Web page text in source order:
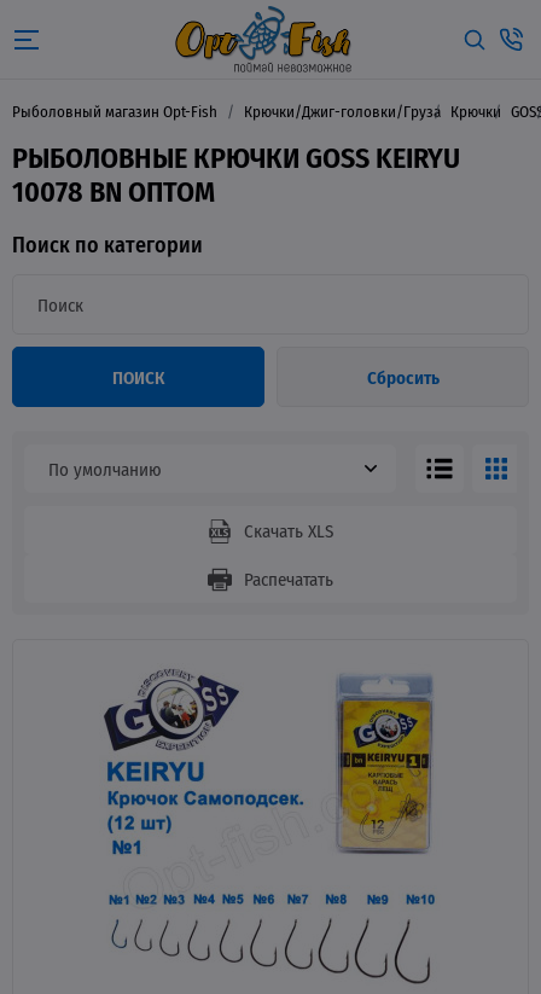
Рыболовный магазин Opt-Fish Крючки/Джиг-головки/Груза Крючки
РЫБОЛОВНЫЕ КРЮЧКИ GOSS KEIRYU
10078 BN ОПТОМ
Поиск по категории
ПОИСК Сбросить
По умолчанию
Скачать XLS
Распечатать